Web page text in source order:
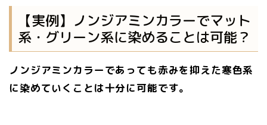
【実例】ノンジアミンカラーでマット
系・グリーン系に染めることは可能？
ノンジアミンカラーであっても赤みを抑えた寒色系
に染めていくことは十分に可能です。